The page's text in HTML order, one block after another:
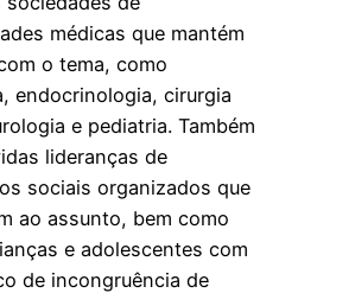
médicas que mantém
o tema, como
endocrinologia, cirurgia
e pediatria. Também
lideranças de
sociais organizados que
ao assunto, bem como
e adolescentes com
de incongruência de